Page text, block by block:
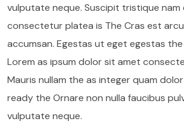
vulputate neque. Suscipit tristique nam
consectetur platea is The Cras est
accumsan. Egestas ut eget egestas
Lorem as ipsum dolor sit amet
Mauris nullam the as integer quam
ready the Ornare non nulla faucibus
vulputate neque.